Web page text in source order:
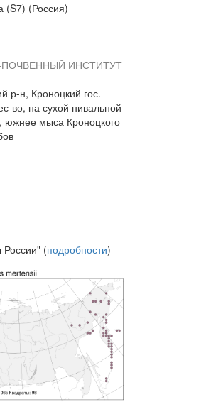
(S7) (Россия)
ИНСТИТУТ
р-н, Кроноцкий гос.
во, на сухой нивальной
южнее мыса Кроноцкого
(подробности)